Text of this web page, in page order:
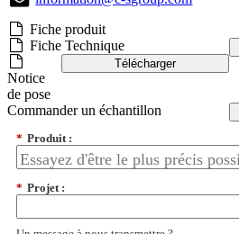
Fiche produit
Fiche Technique
Télécharger
Notice
de pose
Commander un échantillon
* Produit :
* Projet :